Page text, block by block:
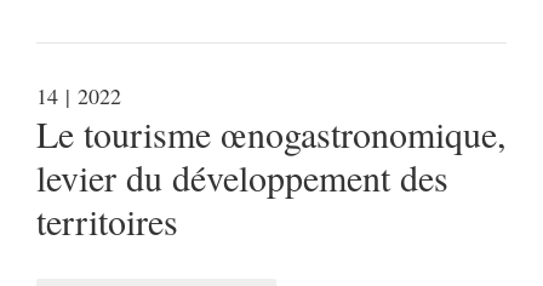
14 | 2022
Le tourisme œnogastronomique,
levier du développement des
territoires